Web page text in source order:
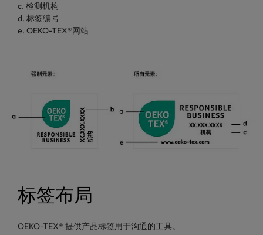
c. 检测机构
d. 标签编号
e. OEKO-TEX®网站
标签布局
OEKO-TEX® 提供产品标签用于沟通的工具。